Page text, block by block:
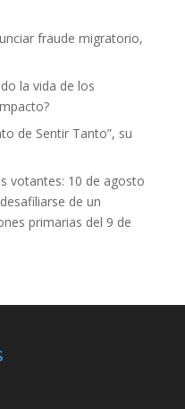
fraude migratorio,
la vida de los
de Sentir Tanto”, su
votantes: 10 de agosto
de un
primarias del 9 de